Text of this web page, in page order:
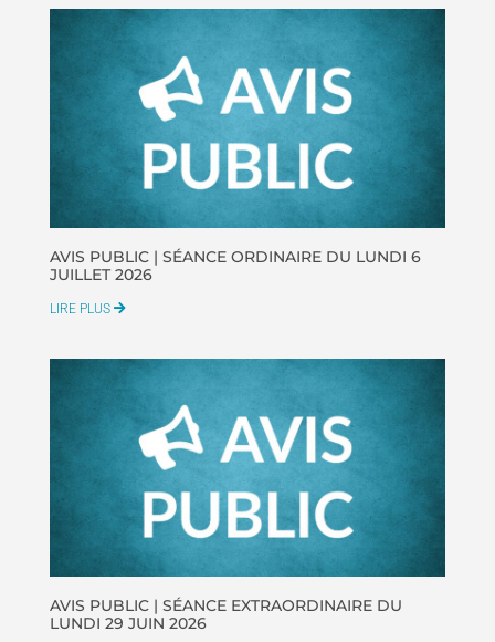
AVIS PUBLIC | SÉANCE ORDINAIRE DU LUNDI 6
JUILLET 2026
LIRE PLUS
AVIS PUBLIC | SÉANCE EXTRAORDINAIRE DU
LUNDI 29 JUIN 2026